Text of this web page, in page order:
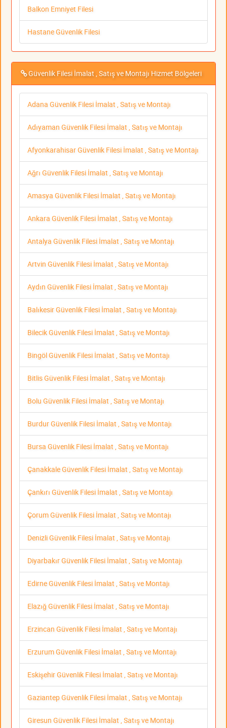
Balkon Emniyet Filesi
Hastane Güvenlik Filesi
Güvenlik Filesi İmalat , Satış ve Montajı Hizmet Bölgeleri
Adana Güvenlik Filesi İmalat , Satış ve Montajı
Adıyaman Güvenlik Filesi İmalat , Satış ve Montajı
Afyonkarahisar Güvenlik Filesi İmalat , Satış ve Montajı
Ağrı Güvenlik Filesi İmalat , Satış ve Montajı
Amasya Güvenlik Filesi İmalat , Satış ve Montajı
Ankara Güvenlik Filesi İmalat , Satış ve Montajı
Antalya Güvenlik Filesi İmalat , Satış ve Montajı
Artvin Güvenlik Filesi İmalat , Satış ve Montajı
Aydın Güvenlik Filesi İmalat , Satış ve Montajı
Balıkesir Güvenlik Filesi İmalat , Satış ve Montajı
Bilecik Güvenlik Filesi İmalat , Satış ve Montajı
Bingöl Güvenlik Filesi İmalat , Satış ve Montajı
Bitlis Güvenlik Filesi İmalat , Satış ve Montajı
Bolu Güvenlik Filesi İmalat , Satış ve Montajı
Burdur Güvenlik Filesi İmalat , Satış ve Montajı
Bursa Güvenlik Filesi İmalat , Satış ve Montajı
Çanakkale Güvenlik Filesi İmalat , Satış ve Montajı
Çankırı Güvenlik Filesi İmalat , Satış ve Montajı
Çorum Güvenlik Filesi İmalat , Satış ve Montajı
Denizli Güvenlik Filesi İmalat , Satış ve Montajı
Diyarbakır Güvenlik Filesi İmalat , Satış ve Montajı
Edirne Güvenlik Filesi İmalat , Satış ve Montajı
Elazığ Güvenlik Filesi İmalat , Satış ve Montajı
Erzincan Güvenlik Filesi İmalat , Satış ve Montajı
Erzurum Güvenlik Filesi İmalat , Satış ve Montajı
Eskişehir Güvenlik Filesi İmalat , Satış ve Montajı
Gaziantep Güvenlik Filesi İmalat , Satış ve Montajı
Giresun Güvenlik Filesi İmalat , Satış ve Montajı